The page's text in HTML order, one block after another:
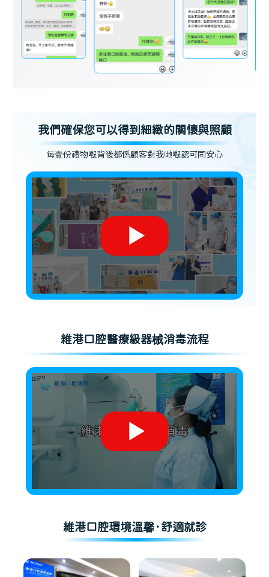
我們確保您可以得到細緻的關懷與照顧
每壹份禮物嘅背後都係顧客對我哋嘅認可同安心
維港口腔醫療級器械消毒流程
維港口腔環境溫馨·舒適就診